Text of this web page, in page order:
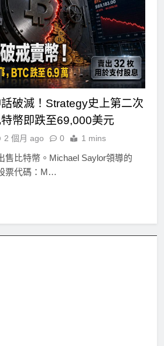
破滅！Strategy史上第二次
幣即跌至69,000美元
2 個月 ago 0 1 mins
售比特幣。Michael Saylor領導的
票代碼：M…